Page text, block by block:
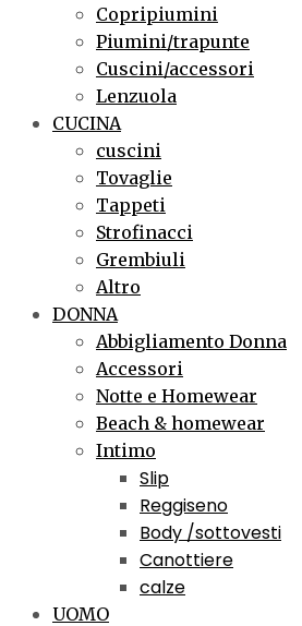
Copripiumini
Piumini/trapunte
Cuscini/accessori
Lenzuola
CUCINA
cuscini
Tovaglie
Tappeti
Strofinacci
Grembiuli
Altro
DONNA
Abbigliamento Donna
Accessori
Notte e Homewear
Beach & homewear
Intimo
Slip
Reggiseno
Body /sottovesti
Canottiere
calze
UOMO